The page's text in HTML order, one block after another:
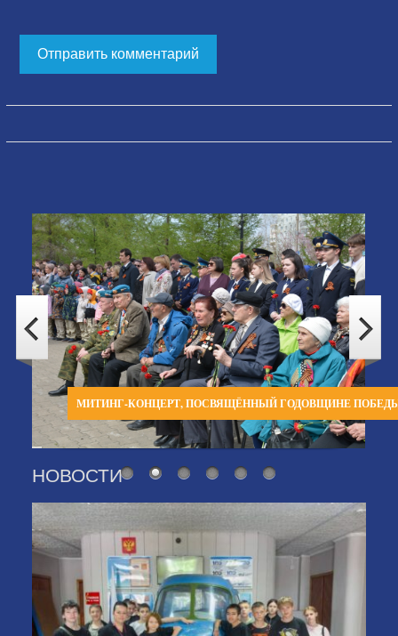
МИТИНГ-КОНЦЕРТ, ПОСВЯЩЁННЫЙ ГОДОВЩИНЕ
НОВОСТИ